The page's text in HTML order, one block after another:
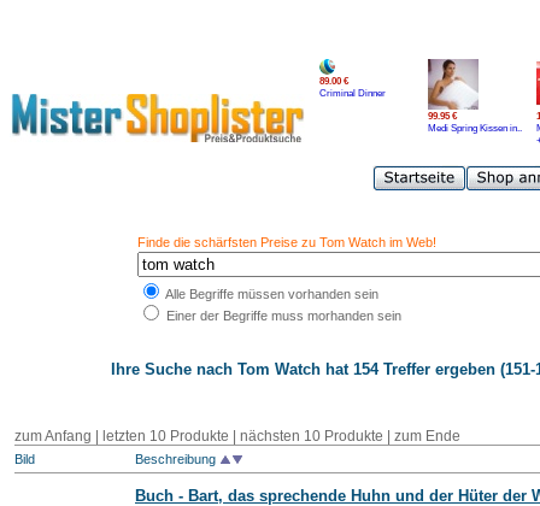
89.00 €
Criminal Dinner
99.95 €
Medi Spring Kissen in..
Finde die schärfsten Preise zu Tom Watch im Web!
Alle Begriffe müssen vorhanden sein
Einer der Begriffe muss morhanden sein
Ihre Suche nach Tom Watch hat 154 Treffer ergeben (151-
zum Anfang letzten 10 Produkte | nächsten 10 Produkte | zum Ende
Bild Beschreibung
Buch - Bart, das sprechende Huhn und der Hüter der